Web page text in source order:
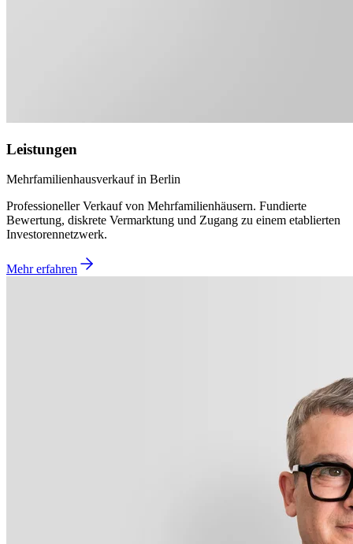
Leistungen
Mehrfamilienhausverkauf in Berlin
Professioneller Verkauf von Mehrfamilienhäusern. Fundierte
Bewertung, diskrete Vermarktung und Zugang zu einem etablierten
Investorennetzwerk.
Mehr erfahren